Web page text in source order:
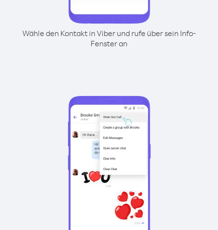
Wähle den Kontakt in Viber und rufe über sein Info-
Fenster an